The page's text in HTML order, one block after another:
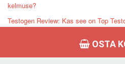
OSTA
kelmuse?
Testogen Review: Kas see on Top